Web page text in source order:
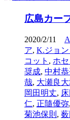
広島カー
2020/2/11
ア, K.ジョ
コット , ホ
奨成, 中村
哉, 大瀬良
岡田明丈,
仁, 正隨優弥,
菊池保則 ,